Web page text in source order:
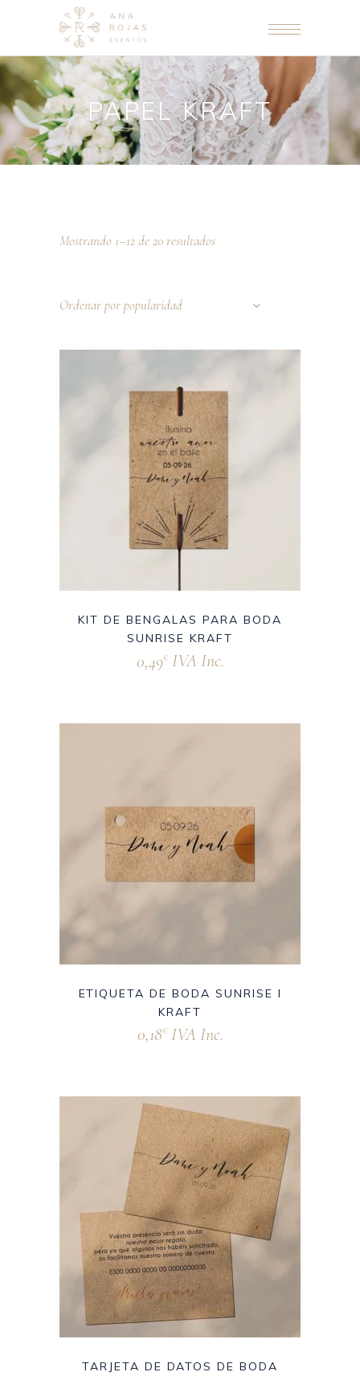
PAPEL KRAFT
Mostrando 1–12 de 20 resultados
Ordenar por popularidad
KIT DE BENGALAS PARA BODA
SUNRISE KRAFT
0,49€ IVA Inc.
ETIQUETA DE BODA SUNRISE I
KRAFT
0,18€ IVA Inc.
TARJETA DE DATOS DE BODA